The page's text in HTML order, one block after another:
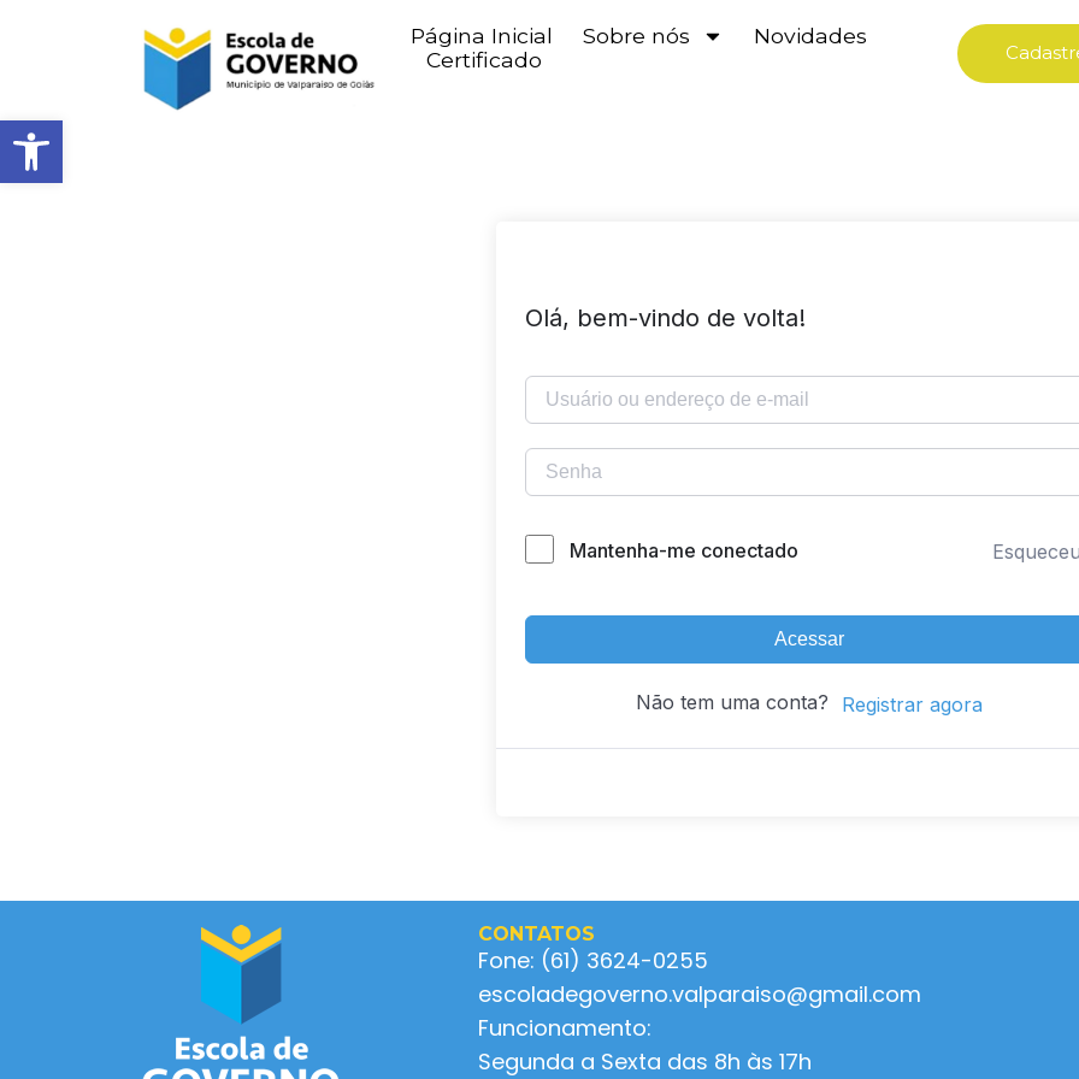
Abrir barra de ferramentas
Página Inicial Sobre nós
Novidades
Certificado
Olá, bem-vindo de volta!
Mantenha-me conectado
Acessar
Não tem uma conta? Registrar agora
CONTATOS
Fone: (61) 3624-0255
escoladegoverno.valparaiso@gmail.com
Funcionamento:
Segunda a Sexta das 8h às 17h